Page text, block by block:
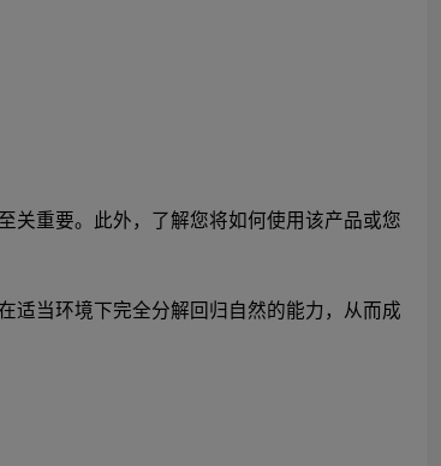
关重要。此外，了解您将如何使用该产品或您
适当环境下完全分解回归自然的能力，从而成